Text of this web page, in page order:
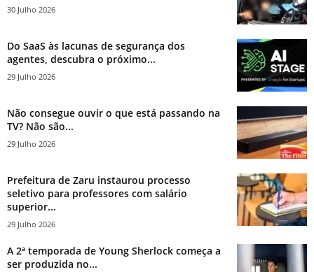
30 Julho 2026
Do SaaS às lacunas de segurança dos
agentes, descubra o próximo...
29 Julho 2026
Não consegue ouvir o que está passando na
TV? Não são...
29 Julho 2026
Prefeitura de Zaru instaurou processo
seletivo para professores com salário
superior...
29 Julho 2026
A 2ª temporada de Young Sherlock começa a
ser produzida no...